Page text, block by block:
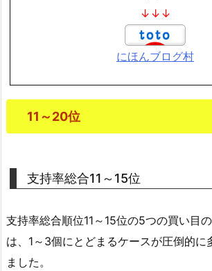
↓↓↓
にほんブログ村
11～20位
支持率総合11～15位
支持率総合順位11～15位の5つの買い目
は、1～3個にとどまるケースが圧倒的に
ました。